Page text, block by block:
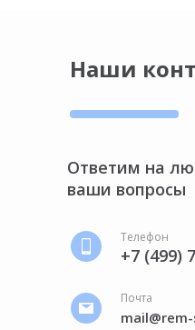
Наши
Ответим на
ваши вопросы
Телефон
+7 (499)
Почта